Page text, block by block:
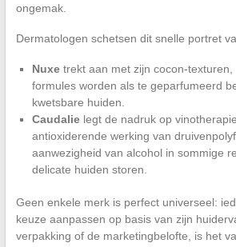
ongemak.
Dermatologen schetsen dit snelle portret
Nuxetrekt aan met zijn cocon-texturen,
formules worden als te geparfumeerd
kwetsbare huiden.
Caudalielegt de nadruk op
antioxiderende werking van
aanwezigheid van alcohol in sommige
delicate huiden storen.
Geen enkele merk is perfect universeel:
keuze aanpassen op basis van zijn
verpakking of de marketingbelofte, is het